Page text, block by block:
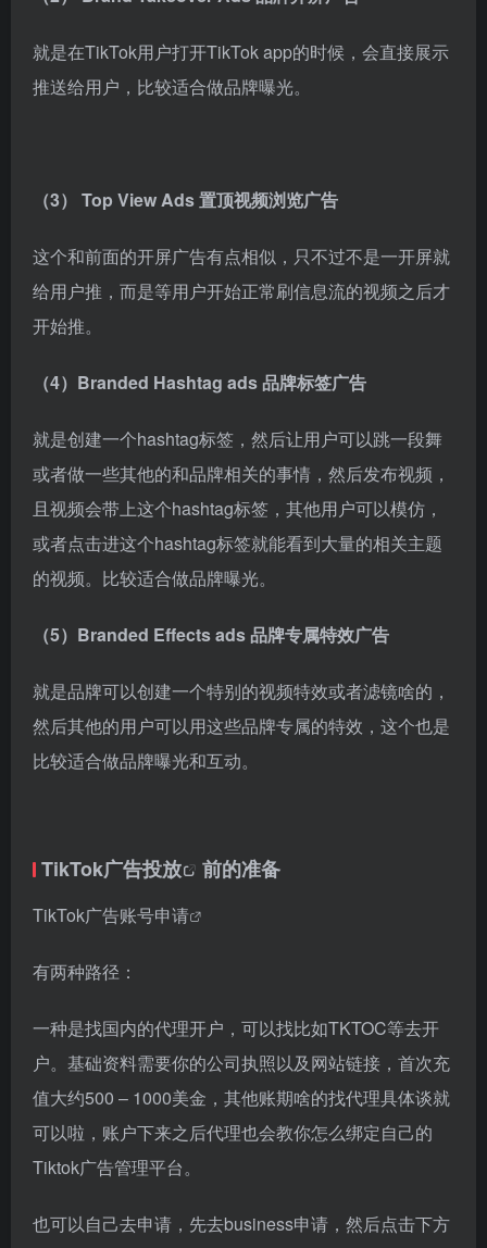
就是在TikTok用户打开TikTok app的时候，会直接展示
推送给用户，比较适合做品牌曝光。
（3） Top View Ads 置顶视频浏览广告
这个和前面的开屏广告有点相似，只不过不是一开屏就
给用户推，而是等用户开始正常刷信息流的视频之后才
开始推。
（4）Branded Hashtag ads 品牌标签广告
就是创建一个hashtag标签，然后让用户可以跳一段舞
或者做一些其他的和品牌相关的事情，然后发布视频，
且视频会带上这个hashtag标签，其他用户可以模仿，
或者点击进这个hashtag标签就能看到大量的相关主题
的视频。比较适合做品牌曝光。
（5）Branded Effects ads 品牌专属特效广告
就是品牌可以创建一个特别的视频特效或者滤镜啥的，
然后其他的用户可以用这些品牌专属的特效，这个也是
比较适合做品牌曝光和互动。
TikTok广告投放 前的准备
TikTok广告账号申请
有两种路径：
一种是找国内的代理开户，可以找比如TKTOC等去开
户。基础资料需要你的公司执照以及网站链接，首次充
值大约500 – 1000美金，其他账期啥的找代理具体谈就
可以啦，账户下来之后代理也会教你怎么绑定自己的
Tiktok广告管理平台。
也可以自己去申请，先去business申请，然后点击下方